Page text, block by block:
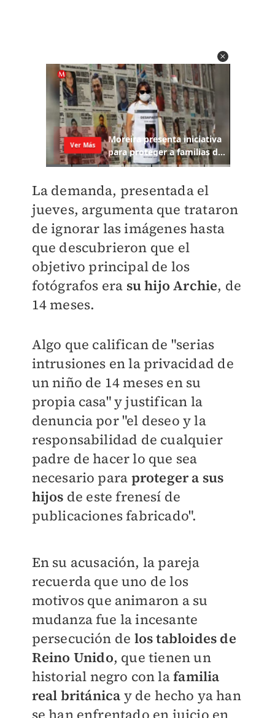
La demanda, presentada el
jueves, argumenta que trataron
de ignorar las imágenes hasta
que descubrieron que el
objetivo principal de los
fotógrafos era su hijo Archie, de
14 meses.
Algo que califican de "serias
intrusiones en la privacidad de
un niño de 14 meses en su
propia casa" y justifican la
denuncia por "el deseo y la
responsabilidad de cualquier
padre de hacer lo que sea
necesario para proteger a sus
hijos de este frenesí de
publicaciones fabricado".
En su acusación, la pareja
recuerda que uno de los
motivos que animaron a su
mudanza fue la incesante
persecución de los tabloides de
Reino Unido, que tienen un
historial negro con lafamilia
real británica y de hecho ya han